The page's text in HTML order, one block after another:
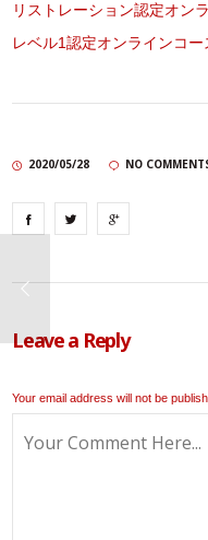
リストレーション認定オン
レベル1認定オンラインコー
2020/05/28 NO
Leave a Reply
Your email address will not be